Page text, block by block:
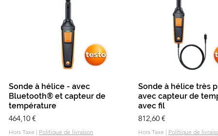
Aperçu rapide
Sonde à hélice - avec
Bluetooth® et capteur de
température
Prix
464,10 €
Hors Taxe | Politique de livraison
Aperçu
Sonde à hélice très
avec capteur de
avec fil
Prix
812,60 €
Hors Taxe | Politique de